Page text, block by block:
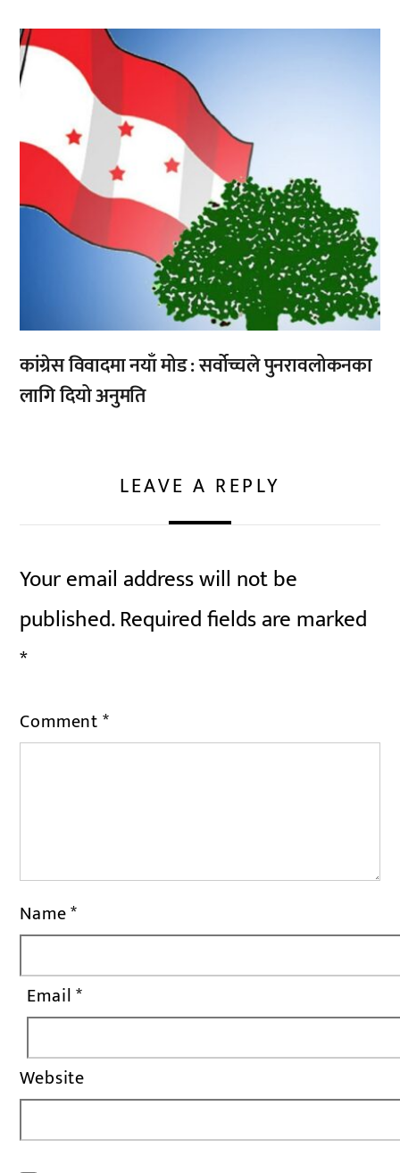
,
कांग्रेस विवादमा नयाँ मोड : सर्वोच्चले पुनरावलोकनका
लागि दियो अनुमति
LEAVE A REPLY
Your email address will not be
published.Required fields are marked
*
Comment*
Name*
Email*
Website